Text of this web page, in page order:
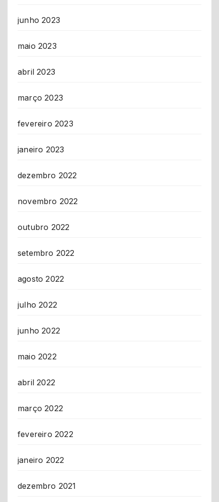
junho 2023
maio 2023
abril 2023
março 2023
fevereiro 2023
janeiro 2023
dezembro 2022
novembro 2022
outubro 2022
setembro 2022
agosto 2022
julho 2022
junho 2022
maio 2022
abril 2022
março 2022
fevereiro 2022
janeiro 2022
dezembro 2021